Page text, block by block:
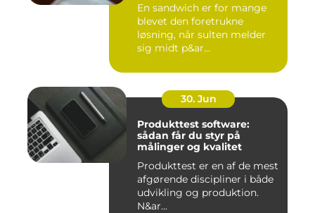
En sandwich er for mange
blevet den foretrukne
løsning, når sulten melder
sig midt p&ar...
30. Jun
Produkttest software:
sådan får du styr på
målinger og kvalitet
Produkttest er en af de mest
afgørende discipliner i både
udvikling og produktion.
N&ar...